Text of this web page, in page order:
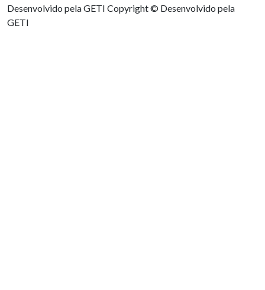
Desenvolvido pela GETI Copyright © Desenvolvido pela
GETI